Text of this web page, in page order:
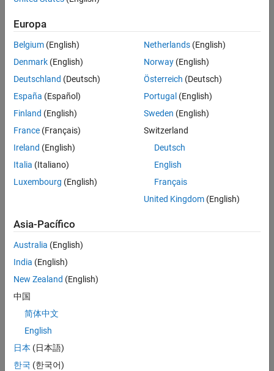
Beamsteering generado con MATLAB para un sistema de arrays en fase de
comunicación satelital.
Aplicaciones de beamforming
radar, sonar, imágenes médicas y audio. Los beamformers se pueden
utilizar para enfocar señales transmitidas desde un array de
sensores en una dirección específica. Para señales recibidas en un
las señales de manera coherente a través de los elementos de los
arrays. Los beamformers convencionales tienen pesos fijos, mientras
Europa
Belgium (English)
Denmark (English)
Deutschland (Deutsch)
España (Español)
Finland (English)
France (Français)
Ireland (English)
Italia (Italiano)
Luxembourg (English)
Netherlands(English)
Norway(English)
Österreich (Deutsch)
Portugal (English)
Sweden (English)
Switzerland
Deutsch
English
Français
United Kingdom(English)
Asia-Pacífico
Australia (English)
India (English)
New Zealand (English)
中国
简体中文
English
日本 (日本語)
한국 (한국어)